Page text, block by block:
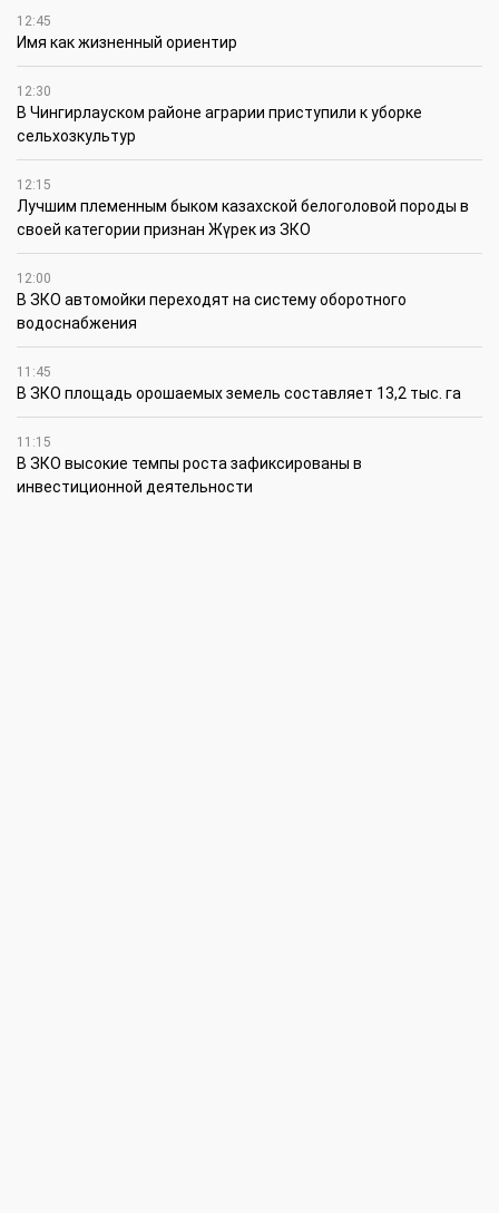
12:45
Имя как жизненный ориентир
12:30
В Чингирлауском районе аграрии приступили к уборке
сельхозкультур
12:15
Лучшим племенным быком казахской белоголовой породы в
своей категории признан Жүрек из ЗКО
12:00
В ЗКО автомойки переходят на систему оборотного
водоснабжения
11:45
В ЗКО площадь орошаемых земель составляет 13,2 тыс. га
11:15
В ЗКО высокие темпы роста зафиксированы в
инвестиционной деятельности